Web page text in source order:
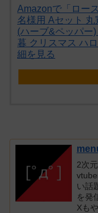
Amazonで「ロー
名様用 Aセット
(ハーブ&ペッパー
暮 クリスマス ハ
細を見る
2次
い話
を発
Xも